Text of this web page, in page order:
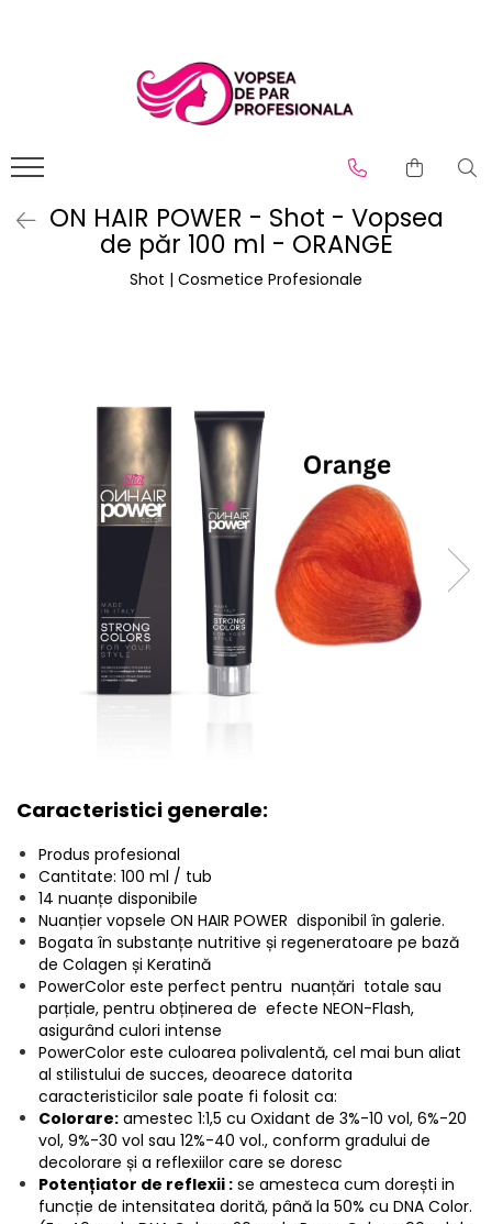
SHOT
ON HAIR POWER - Shot - Vopsea
de păr 100 ml - ORANGE
Shot | Cosmetice Profesionale
Caracteristici generale:
Produs profesional
Cantitate: 100 ml / tub
14 nuanțe disponibile
Nuanțier vopsele ON HAIR POWER disponibil în galerie.
Bogata în substanțe nutritive și regeneratoare pe bază
de Colagen și Keratină
PowerColor este perfect pentru nuanțări totale sau
parțiale, pentru obținerea de efecte NEON-Flash,
asigurând culori intense
PowerColor este culoarea polivalentă, cel mai bun aliat
al stilistului de succes, deoarece datorita
caracteristicilor sale poate fi folosit ca:
Colorare: amestec 1:1,5 cu Oxidant de 3%-10 vol, 6%-20
vol, 9%-30 vol sau 12%-40 vol., conform gradului de
decolorare și a reflexiilor care se doresc
Potențiator de reflexii : se amesteca cum dorești in
funcție de intensitatea dorită, până la 50% cu DNA Color.